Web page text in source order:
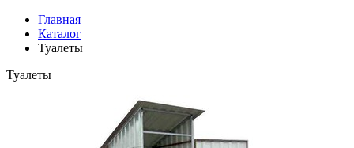
Главная
Каталог
Туалеты
Туалеты